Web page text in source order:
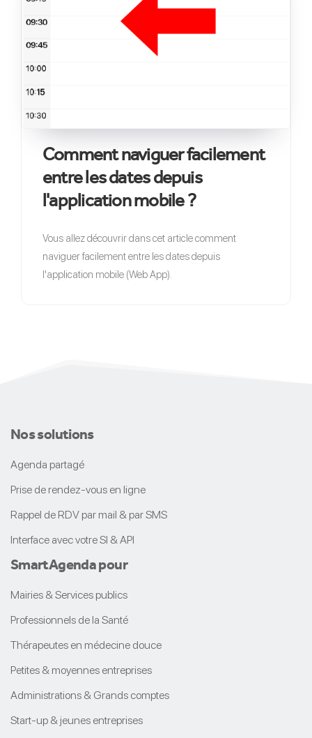
Comment naviguer facilement
entre les dates depuis
l'application mobile ?
Vous allez découvrir dans cet article comment
naviguer facilement entre les dates depuis
l'application mobile (Web App).
Nos solutions
Agenda partagé
Prise de rendez-vous en ligne
Rappel de RDV par mail & par SMS
Interface avec votre SI & API
SmartAgendapour
Mairies & Services publics
Professionnels de la Santé
Thérapeutes en médecine douce
Petites & moyennes entreprises
Administrations & Grands comptes
Start-up & jeunes entreprises